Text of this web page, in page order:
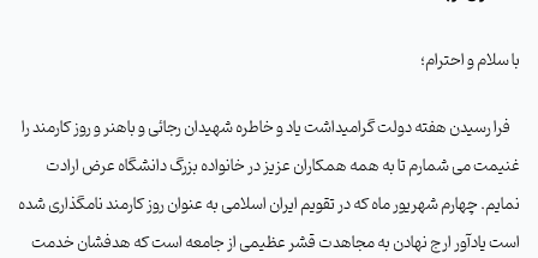
با سلام و احترام؛
فرا رسیدن هفته دولت گرامیداشت یاد و خاطره شهیدان رجائی و باهنر و روز کارمند را
غنیمت می شمارم تا به همه همکاران عزیز در خانواده بزرگ دانشگاه عرض ارادت
نمایم. چهارم شهریور ماه که در تقویم ایران اسلامی به عنوان روز کارمند نامگذاری شده
است یادآور ارج نهادن به مجاهدت قشر عظیمی از جامعه است که هدفشان خدمت